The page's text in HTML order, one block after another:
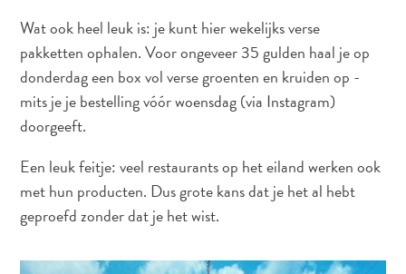
Van
bohohotels
tot
arty
mijn
creatieve
Curaçao-
Wat ook heel leuk is: je kunt hier wekelijks verse
pakketten ophalen. Voor ongeveer 35 gulden haal je op
donderdag een box vol verse groenten en kruiden op -
mits je je bestelling vóór woensdag (via Instagram)
doorgeeft.
Een leuk feitje: veel restaurants op het eiland werken ook
met hun producten. Dus grote kans dat je het al hebt
geproefd zonder dat je het wist.